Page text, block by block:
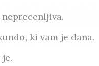
ki vam je dana.